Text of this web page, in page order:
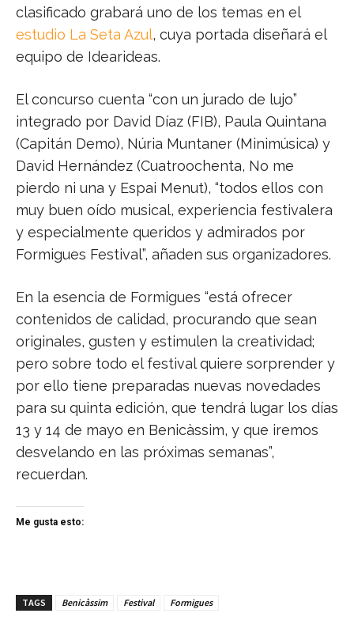
clasificado grabará uno de los temas en el
estudio La Seta Azul, cuya portada diseñará el
equipo de Idearideas.
El concurso cuenta “con un jurado de lujo”
integrado por David Díaz (FIB), Paula Quintana
(Capitán Demo), Núria Muntaner (Minimúsica) y
David Hernández (Cuatroochenta, No me
pierdo ni una y Espai Menut), “todos ellos con
muy buen oído musical, experiencia festivalera
y especialmente queridos y admirados por
Formigues Festival”, añaden sus organizadores.
En la esencia de Formigues “está ofrecer
contenidos de calidad, procurando que sean
originales, gusten y estimulen la creatividad;
pero sobre todo el festival quiere sorprender y
por ello tiene preparadas nuevas novedades
para su quinta edición, que tendrá lugar los días
13 y 14 de mayo en Benicàssim, y que iremos
desvelando en las próximas semanas”,
recuerdan.
Me gusta esto:
TAGS Benicàssim Festival Formigues